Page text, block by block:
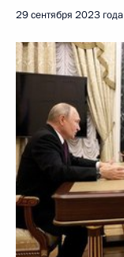
29 сентября 2023 года